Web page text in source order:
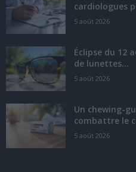
cardiologues
5 août 2026
Éclipse du 12
de lunettes...
5 août 2026
Un chewing-
combattre le
5 août 2026